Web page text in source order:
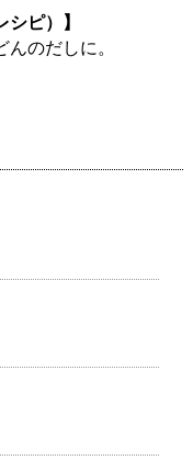
ピ）】
のだしに。